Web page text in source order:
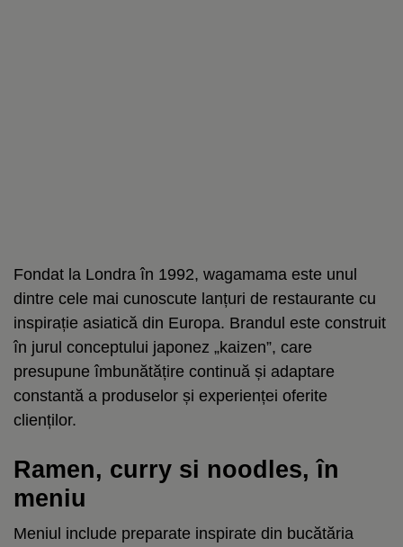
Fondat la Londra în 1992, wagamama este unul
dintre cele mai cunoscute lanțuri de restaurante cu
inspirație asiatică din Europa. Brandul este construit
în jurul conceptului japonez „kaizen”, care
presupune îmbunătățire continuă și adaptare
constantă a produselor și experienței oferite
clienților.
Ramen, curry si noodles, în
meniu
Meniul include preparate inspirate din bucătăria